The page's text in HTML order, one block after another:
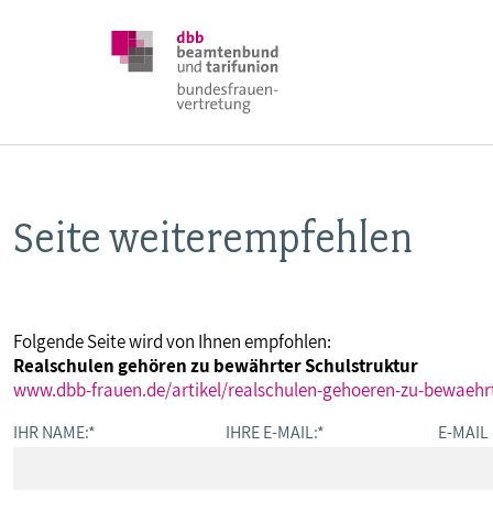
DBB FRAUEN
POSITIONEN
Seite weiterempfehlen
Folgende Seite wird von Ihnen empfohlen:
Realschulen gehören zu bewährter Schulstruktur
www.dbb-frauen.de/artikel/realschulen-gehoeren-zu-
IHR NAME:* IHRE E-MAIL:* E-MAIL